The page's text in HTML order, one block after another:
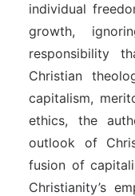
individual
growth,
responsibility
Christian
capitalism,
ethics, the
outlook of
fusion of
Christianity’s